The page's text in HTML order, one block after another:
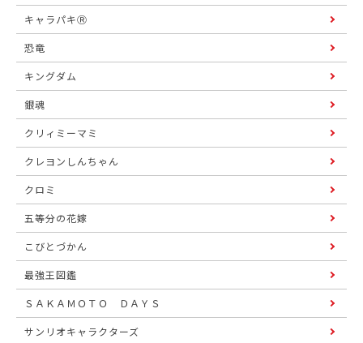
キャラパキⓇ
恐竜
キングダム
銀魂
クリィミーマミ
クレヨンしんちゃん
クロミ
五等分の花嫁
こびとづかん
最強王図鑑
ＳＡＫＡＭＯＴＯ ＤＡＹＳ
サンリオキャラクターズ